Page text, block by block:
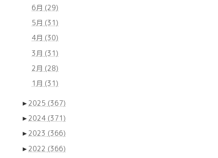
6月 (29)
5月 (31)
4月 (30)
3月 (31)
2月 (28)
1月 (31)
► 2025 (367)
► 2024 (371)
► 2023 (366)
► 2022 (366)